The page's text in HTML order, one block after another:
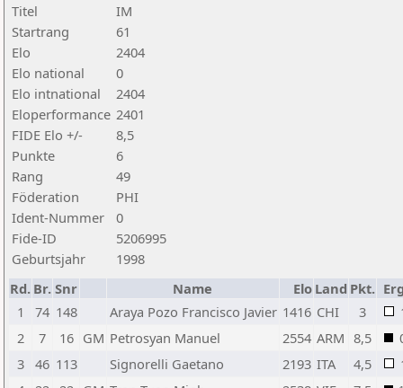
Titel
IM
Startrang
61
Elo
2404
Elo national
0
Elo intnational
2404
Eloperformance 2401
FIDE Elo +/-
8,5
Punkte
6
Rang
49
Föderation
PHI
Ident-Nummer
0
Fide-ID
5206995
Geburtsjahr
1998
Rd. Br. Snr Name Elo Land Pkt.
1
74 148 Araya Pozo Francisco Javier 1416 CHI 3
2
7 16 GM Petrosyan Manuel 2554 ARM 8,5
3
46 113 Signorelli Gaetano 2193 ITA 4,5